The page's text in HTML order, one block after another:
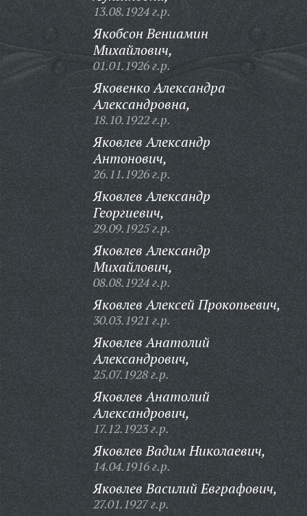
13.08.1924 г.р.
Якобсон Вениамин
Михайлович,
01.01.1926 г.р.
Яковенко Александра
Александровна,
18.10.1922 г.р.
Яковлев Александр
Антонович,
26.11.1926 г.р.
Яковлев Александр
Георгиевич,
29.09.1925 г.р.
Яковлев Александр
Михайлович,
08.08.1924 г.р.
Яковлев Алексей Прокопьевич,
30.03.1921 г.р.
Яковлев Анатолий
Александрович,
25.07.1928 г.р.
Яковлев Анатолий
Александрович,
17.12.1923 г.р.
Яковлев Вадим Николаевич,
14.04.1916 г.р.
Яковлев Василий Евграфович,
27.01.1927 г.р.